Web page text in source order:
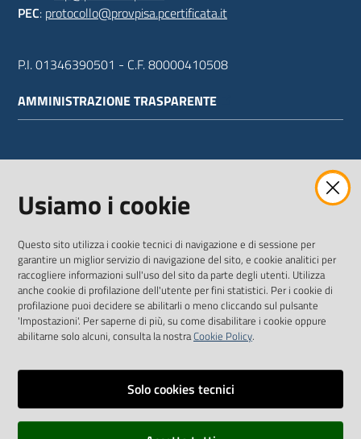
PEC: protocollo@provpisa.pcertificata.it
P.I. 01346390501 - C.F. 80000410508
AMMINISTRAZIONE TRASPARENTE
SEGUICI SU
TwitterFacebookYoutube
Vai alla pagina
Dichiarazione di accessibilità
Usiamo i cookie
Questo sito utilizza i cookie tecnici di navigazione e di sessione per
garantire un miglior servizio di navigazione del sito, e cookie analitici per
raccogliere informazioni sull'uso del sito da parte degli utenti. Utilizza
anche cookie di profilazione dell'utente per fini statistici. Per i cookie di
profilazione puoi decidere se abilitarli o meno cliccando sul pulsante
'Impostazioni'. Per saperne di più, su come disabilitare i cookie oppure
abilitarne solo alcuni, consulta la nostraCookie Policy.
Solo cookies tecnici